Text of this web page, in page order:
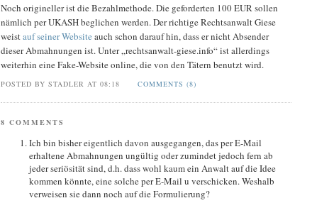
Noch origineller ist die Bezahlmethode. Die geforderten 100 EUR sollen
nämlich per UKASH beglichen werden. Der richtige Rechtsanwalt Giese
weistauf seiner Website auch schon darauf hin, dass er nicht Absender
dieser Abmahnungen ist. Unter „rechtsanwalt-giese.info“ ist allerdings
weiterhin eine Fake-Website online, die von den Tätern benutzt wird.
POSTED BY STADLER AT 08:18 COMMENTS (8)
8 COMMENTS
Ich bin bisher eigentlich davon ausgegangen, das per E-Mail
erhaltene Abmahnungen ungültig oder zumindet jedoch fern ab
jeder seriösität sind, d.h. dass wohl kaum ein Anwalt auf die Idee
kommen könnte, eine solche per E-Mail u verschicken. Weshalb
verweisen sie dann noch auf die Formulierung?